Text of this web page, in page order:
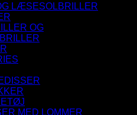
LÆSESOLBRILLER
OG
MED LOMMER